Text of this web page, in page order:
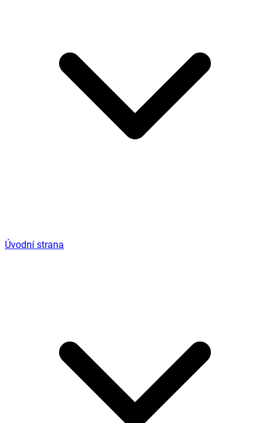
Úvodní strana